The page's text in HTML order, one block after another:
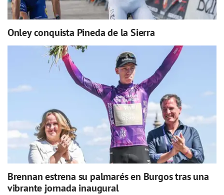
Onley conquista Pineda de la Sierra
Brennan estrena su palmarés en Burgos tras una
vibrante jornada inaugural